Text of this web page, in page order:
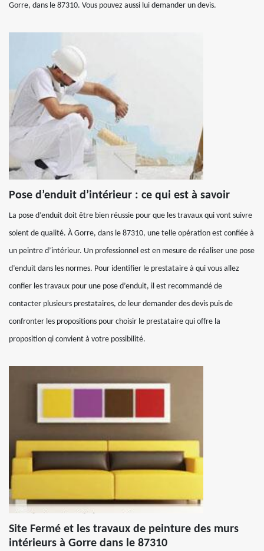
Gorre, dans le 87310. Vous pouvez aussi lui demander un devis.
Pose d’enduit d’intérieur : ce qui est à savoir
La pose d’enduit doit être bien réussie pour que les travaux qui vont suivre
soient de qualité. À Gorre, dans le 87310, une telle opération est confiée à
un peintre d’intérieur. Un professionnel est en mesure de réaliser une pose
d’enduit dans les normes. Pour identifier le prestataire à qui vous allez
confier les travaux pour une pose d’enduit, il est recommandé de
contacter plusieurs prestataires, de leur demander des devis puis de
confronter les propositions pour choisir le prestataire qui offre la
proposition qi convient à votre possibilité.
Site Fermé et les travaux de peinture des murs
intérieurs à Gorre dans le 87310